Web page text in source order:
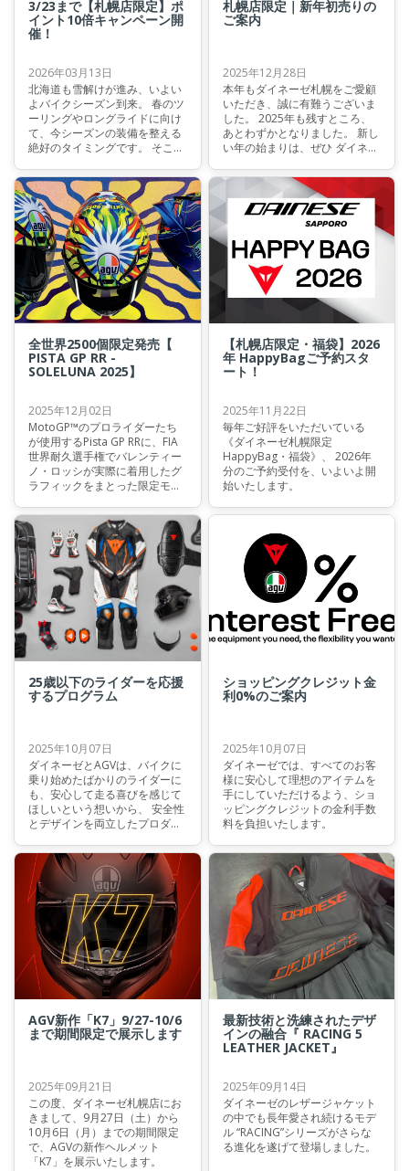
3/23まで【札幌店限定】ポ
イント10倍キャンペーン開
催！
2026年03月13日
北海道も雪解けが進み、いよい
よバイクシーズン到来。 春のツ
ーリングやロングライドに向け
て、今シーズンの装備を整える
絶好のタイミングです。 そこで
ト10倍キャンペーンを開催いた
します。
札幌店限定｜新年初売りの
ご案内
2025年12月28日
本年もダイネーゼ札幌をご愛顧
いただき、誠に有難うございま
した。 2025年も残すところ、
あとわずかとなりました。 新し
い年の始まりは、ぜひ ダイネー
い。 🎍 新年初売りのご案内 🎍
1月8日（木）10:00よりスター
ト！
全世界2500個限定発売【
PISTA GP RR -
SOLELUNA 2025】
2025年12月02日
MotoGP™のプロライダーたち
が使用するPista GP RRに、FIA
世界耐久選手権でバレンティー
ノ・ロッシが実際に着用したグ
ラフィックをまとった限定モデ
【札幌店限定・福袋】2026
年 HappyBagご予約スタ
ート！
2025年11月22日
毎年ご好評をいただいている
《ダイネーゼ札幌限定
HappyBag・福袋》、 2026年
分のご予約受付を、いよいよ開
始いたします。
25歳以下のライダーを応援
するプログラム
2025年10月07日
ダイネーゼとAGVは、バイクに
乗り始めたばかりのライダーに
も、安心して走る喜びを感じて
ほしいという想いから、 安全性
とデザインを両立したプロダク
ショッピングクレジット金
利0%のご案内
2025年10月07日
ダイネーゼでは、すべてのお客
様に安心して理想のアイテムを
手にしていただけるよう、ショ
ッピングクレジットの金利手数
料を負担いたします。
AGV新作「K7」9/27-10/6
まで期間限定で展示します
2025年09月21日
この度、ダイネーゼ札幌店にお
きまして、9月27日（土）から
10月6日（月）までの期間限定
で、AGVの新作ヘルメット
「K7」を展示いたします。
最新技術と洗練されたデザ
インの融合『 RACING 5
LEATHER JACKET』
2025年09月14日
ダイネーゼのレザージャケット
の中でも長年愛され続けるモデ
ル “RACING”シリーズがさらな
る進化を遂げて登場しました。